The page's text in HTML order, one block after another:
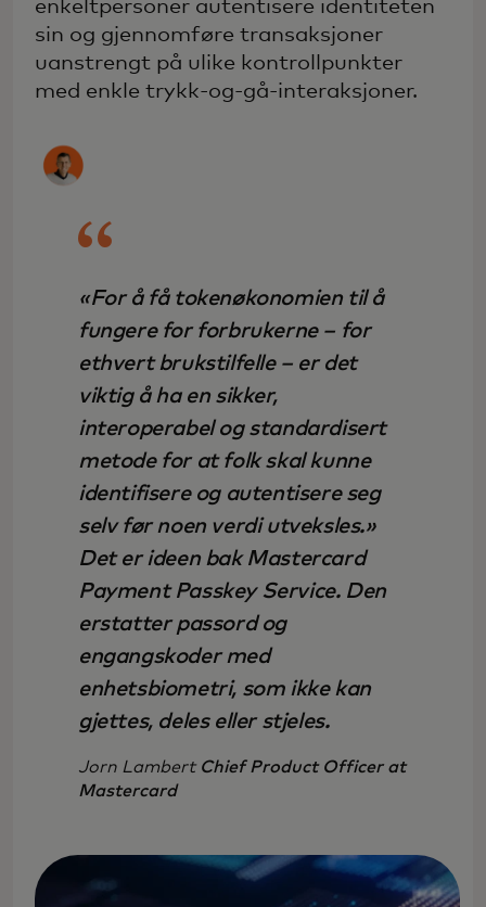
enkeltpersoner autentisere identiteten
sin og gjennomføre transaksjoner
uanstrengt på ulike kontrollpunkter
med enkle trykk-og-gå-interaksjoner.
«For å få tokenøkonomien til å
fungere for forbrukerne – for
ethvert brukstilfelle – er det
viktig å ha en sikker,
interoperabel og standardisert
metode for at folk skal kunne
identifisere og autentisere seg
selv før noen verdi utveksles.»
Det er ideen bak Mastercard
Payment Passkey Service. Den
erstatter passord og
engangskoder med
enhetsbiometri, som ikke kan
gjettes, deles eller stjeles.
Jorn Lambert Chief Product Officer at
Mastercard